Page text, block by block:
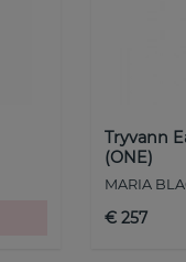
Tryvann
(ONE)
MARIA
€ 257